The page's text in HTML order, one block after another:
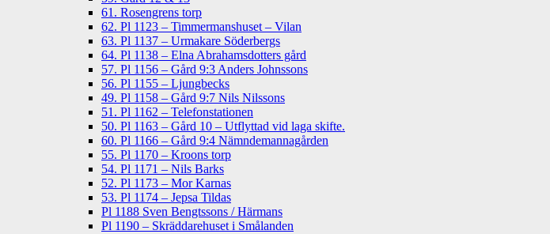
61. Rosengrens torp
62. Pl 1123 – Timmermanshuset – Vilan
63. Pl 1137 – Urmakare Söderbergs
64. Pl 1138 – Elna Abrahamsdotters gård
57. Pl 1156 – Gård 9:3 Anders Johnssons
56. Pl 1155 – Ljungbecks
49. Pl 1158 – Gård 9:7 Nils Nilssons
51. Pl 1162 – Telefonstationen
50. Pl 1163 – Gård 10 – Utflyttad vid laga skifte.
60. Pl 1166 – Gård 9:4 Nämndemannagården
55. Pl 1170 – Kroons torp
54. Pl 1171 – Nils Barks
52. Pl 1173 – Mor Karnas
53. Pl 1174 – Jepsa Tildas
Pl 1188 Sven Bengtssons / Härmans
Pl 1190 – Skräddarehuset i Smålanden